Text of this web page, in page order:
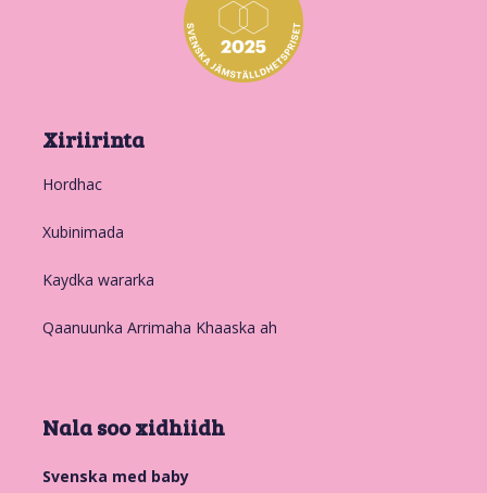
Xiriirinta
Hordhac
Xubinimada
Kaydka wararka
Qaanuunka Arrimaha Khaaska ah
Nala soo xidhiidh
Svenska med baby